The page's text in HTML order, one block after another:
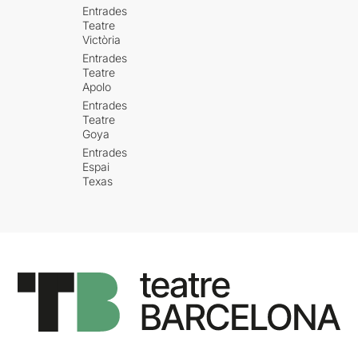
Entrades
Teatre
Victòria
Entrades
Teatre
Apolo
Entrades
Teatre
Goya
Entrades
Espai
Texas